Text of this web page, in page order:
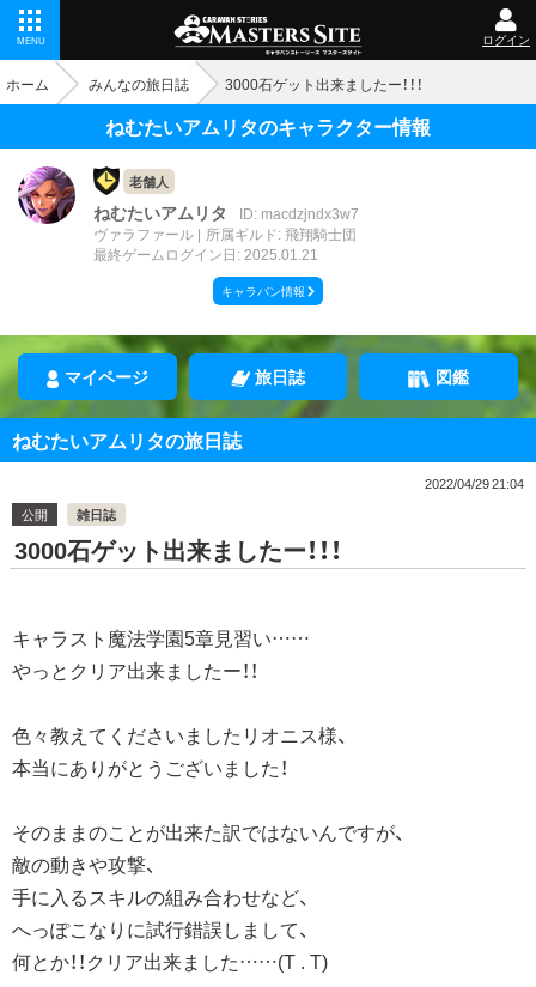
MENU ログイン
ホーム みんなの旅日誌 3000石ゲット出来ましたー！！！
ねむたいアムリタのキャラクター情報
老舗人
ねむたいアムリタ
ID: macdzjndx3w7
ヴァラファール
所属ギルド: 飛翔騎士団
最終ゲームログイン日: 2025.01.21
キャラバン情報
マイページ 旅日誌 図鑑
ねむたいアムリタの旅日誌
2022/04/29 21:04
公開
雑日誌
3000石ゲット出来ましたー！！！
キャラスト魔法学園5章見習い……
やっとクリア出来ましたー！！
色々教えてくださいましたリオニス様、
本当にありがとうございました！
そのままのことが出来た訳ではないんですが、
敵の動きや攻撃、
手に入るスキルの組み合わせなど、
へっぽこなりに試行錯誤しまして、
何とか！！クリア出来ました……(T . T)